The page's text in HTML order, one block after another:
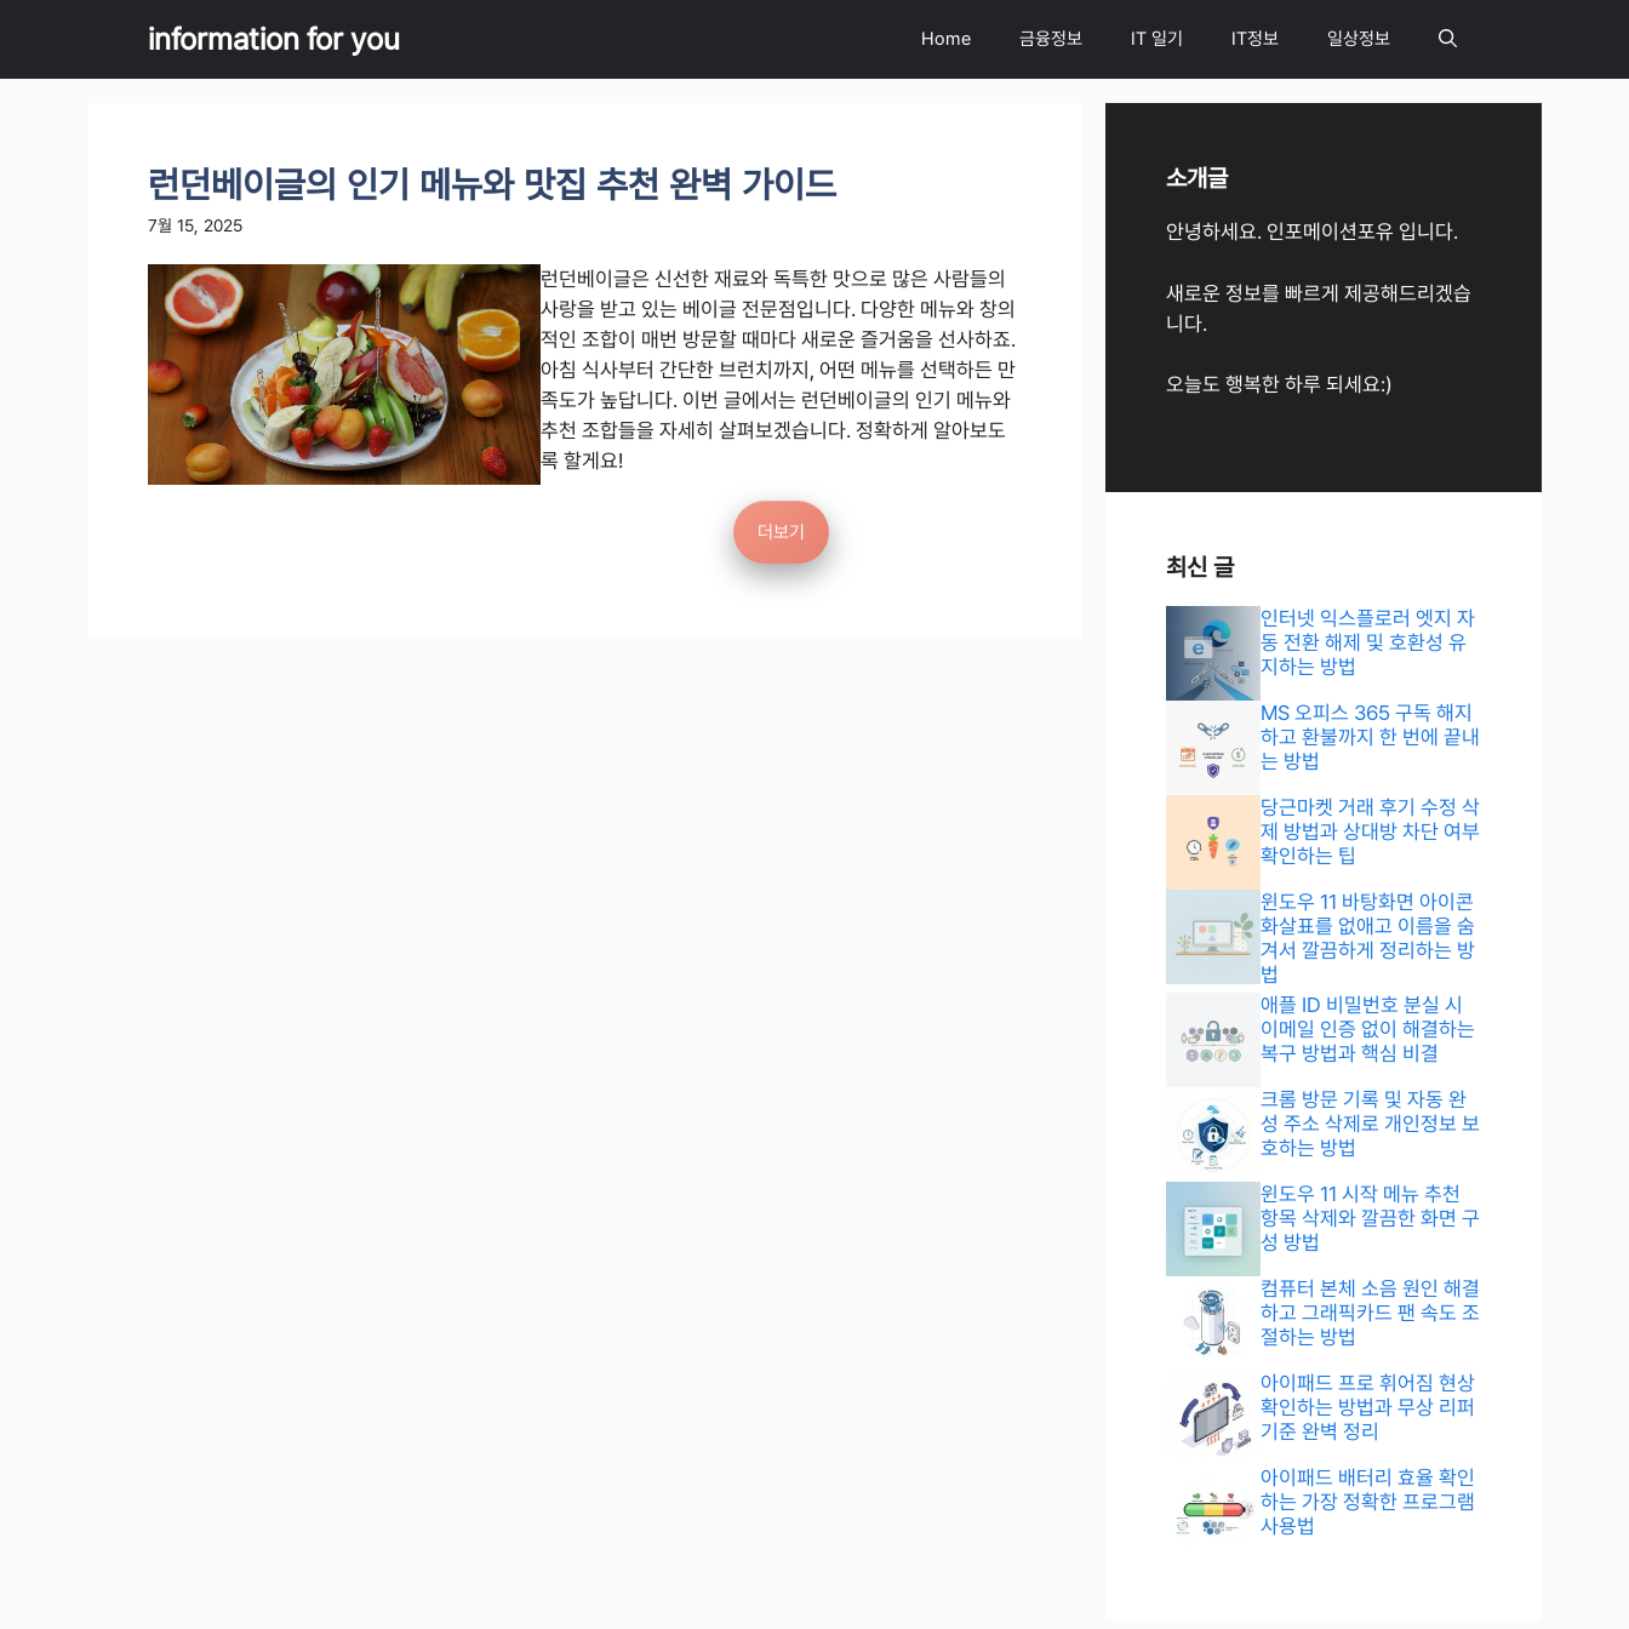
content
information for you Home 금융정보 IT 일기 IT정보 일상정보
런던베이글의 인기 메뉴와 맛집 추천 완벽 가이드
7월 15, 2025
런던베이글은 신선한 재료와 독특한 맛으로 많은 사람들의
사랑을 받고 있는 베이글 전문점입니다. 다양한 메뉴와 창의
적인 조합이 매번 방문할 때마다 새로운 즐거움을 선사하죠.
아침 식사부터 간단한 브런치까지, 어떤 메뉴를 선택하든 만
족도가 높답니다. 이번 글에서는 런던베이글의 인기 메뉴와
추천 조합들을 자세히 살펴보겠습니다. 정확하게 알아보도
록 할게요!
더보기
소개글
안녕하세요. 인포메이션포유 입니다.
새로운 정보를 빠르게 제공해드리겠습
니다.
오늘도 행복한 하루 되세요:)
최신 글
인터넷 익스플로러 엣지 자
동 전환 해제 및 호환성 유
지하는 방법
MS 오피스 365 구독 해지
하고 환불까지 한 번에 끝내
는 방법
당근마켓 거래 후기 수정 삭
제 방법과 상대방 차단 여부
확인하는 팁
윈도우 11 바탕화면 아이콘
화살표를 없애고 이름을 숨
겨서 깔끔하게 정리하는 방
법
애플 ID 비밀번호 분실 시
이메일 인증 없이 해결하는
복구 방법과 핵심 비결
크롬 방문 기록 및 자동 완
성 주소 삭제로 개인정보 보
호하는 방법
윈도우 11 시작 메뉴 추천
항목 삭제와 깔끔한 화면 구
성 방법
컴퓨터 본체 소음 원인 해결
하고 그래픽카드 팬 속도 조
절하는 방법
아이패드 프로 휘어짐 현상
확인하는 방법과 무상 리퍼
기준 완벽 정리
아이패드 배터리 효율 확인
하는 가장 정확한 프로그램
사용법